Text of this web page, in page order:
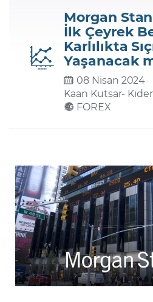
Şifremi Unuttum
Morgan
İlk Çeyrek
Karlılıkta
Yaşanacak
08 Nisan 2024
Kaan Kutsar-
FOREX